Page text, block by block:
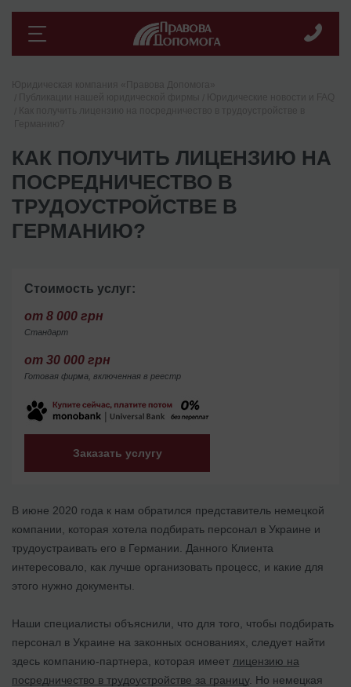
КАК ПОЛУЧИТЬ ЛИЦЕНЗИЮ НА
ПОСРЕДНИЧЕСТВО В
ТРУДОУСТРОЙСТВЕ В
ГЕРМАНИЮ?
Стоимость услуг:
от 8 000 грн
Стандарт
от 30 000 грн
Готовая фирма, включенная в реестр
Заказать услугу
В июне 2020 года к нам обратился представитель немецкой
компании, которая хотела подбирать персонал в Украине и
трудоустраивать его в Германии. Данного Клиента
интересовало, как лучше организовать процесс, и какие для
этого нужно документы.
Наши специалисты объяснили, что для того, чтобы подбирать
персонал в Украине на законных основаниях, следует найти
здесь компанию-партнера, которая имеет лицензию на
посредничество в трудоустройстве за границу. Но немецкая